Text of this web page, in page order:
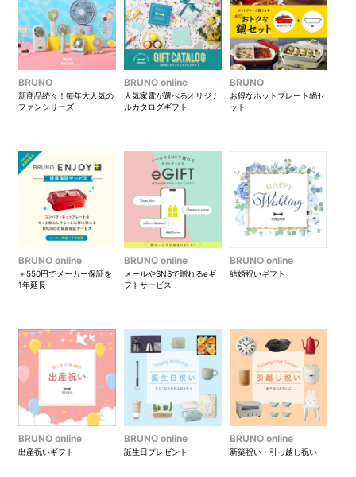
BRUNO
新商品続々！毎年大人気の
ファンシリーズ
BRUNO online
人気家電が選べるオリジナ
ルカタログギフト
BRUNO
お得なホットプレート鍋セ
ット
BRUNO online
＋550円でメーカー保証を
1年延長
BRUNO online
メールやSNSで贈れるeギ
フトサービス
BRUNO online
結婚祝いギフト
BRUNO online
出産祝いギフト
BRUNO online
誕生日プレゼント
BRUNO online
新築祝い・引っ越し祝い